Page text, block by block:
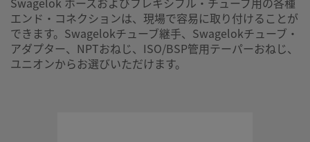
お問い合わせ
本製品に関するご質問は、担当のスウェージロック指定販売
までお問い合わせください。指定販売会社は、投資を最大限
エンド・コネクションは、現場で容易に取り付けることが
できます。Swagelokチューブ継手、Swagelokチューブ・
アダプター、NPTおねじ、ISO/BSP管用テーパーおねじ、
ユニオンからお選びいただけます。